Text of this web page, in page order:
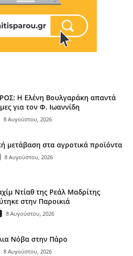
Η Ελένη Βουλγαράκη απαντά
για τον Φ. Ιωαννίδη
8 Αυγούστου, 2026
μετάβαση στα αγροτικά προϊόντα
8 Αυγούστου, 2026
Ντίαθ της Ρεάλ Μαδρίτης
στην Παροικιά
8 Αυγούστου, 2026
Νόβα στην Πάρο
8 Αυγούστου, 2026